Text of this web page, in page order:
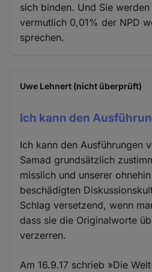
sich binden. Und Sie
vermutlich 0,01% der NPD
sprechen.
Uwe Lehnert (nicht überprüft)
Ich kann den
Ich kann den Ausführungen
Samad grundsätzlich
misslich und unserer
beschädigten
Schlag versetzend, wenn
dass sie die Originalworte
verzerren.
Am 16.9.17 schrieb »Die